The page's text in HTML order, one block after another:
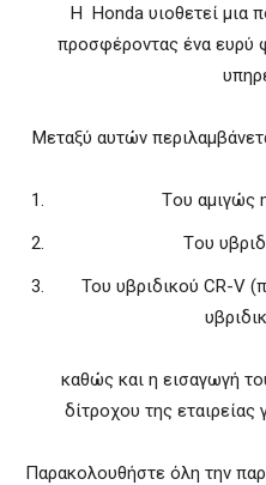
Η Honda υιοθετεί μια
προσφέροντας ένα ευρύ
Μεταξύ αυτών
Tου αμιγώς
Tου
Του υβριδικού CR-V
καθώς και η εισαγωγή
δίτροχου της εταιρείας
Παρακολουθήστε όλη την